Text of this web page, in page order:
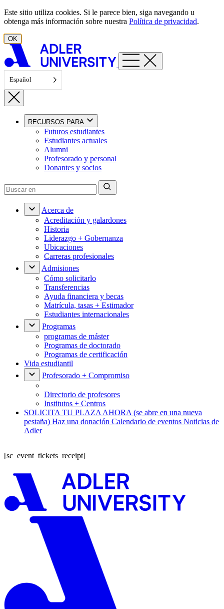
Ir al contenido
Este sitio utiliza cookies. Si le parece bien, siga navegando u
obtenga más información sobre nuestra Política de privacidad.
OK
Español
RECURSOS PARA
Futuros estudiantes
Estudiantes actuales
Alumni
Profesorado y personal
Donantes y socios
Acerca de
Acreditación y galardones
Historia
Liderazgo + Gobernanza
Ubicaciones
Carreras profesionales
Admisiones
Cómo solicitarlo
Transferencias
Ayuda financiera y becas
Matrícula, tasas + Estimador
Estudiantes internacionales
Programas
programas de máster
Programas de doctorado
Programas de certificación
Vida estudiantil
Profesorado + Compromiso
Directorio de profesores
Institutos + Centros
SOLICITA TU PLAZA AHORA (se abre en una nueva
pestaña) Haz una donación Calendario de eventos Noticias de
Adler
[sc_event_tickets_receipt]